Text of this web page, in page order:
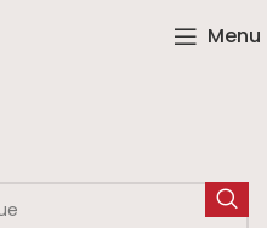
Menu